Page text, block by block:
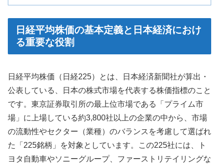
日経平均株価の基本定義と日本経済におけ
る重要な役割
日経平均株価（日経225）とは、日本経済新聞社が算出・
公表している、日本の株式市場を代表する株価指標のこと
です。東京証券取引所の最上位市場である「プライム市
場」に上場している約3,800社以上の企業の中から、市場
の流動性やセクター（業種）のバランスを考慮して選ばれ
た「225銘柄」を対象としています。この225社には、ト
ヨタ自動車やソニーグループ、ファーストリテイリングな